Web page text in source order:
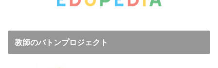
教師のバトンプロジェクト